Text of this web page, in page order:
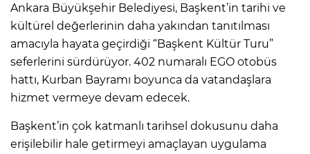
Ankara Büyükşehir Belediyesi, Başkent’in tarihi ve
kültürel değerlerinin daha yakından tanıtılması
amacıyla hayata geçirdiği “Başkent Kültür Turu”
seferlerini sürdürüyor. 402 numaralı EGO otobüs
hattı, Kurban Bayramı boyunca da vatandaşlara
hizmet vermeye devam edecek.
Başkent’in çok katmanlı tarihsel dokusunu daha
erişilebilir hale getirmeyi amaçlayan uygulama